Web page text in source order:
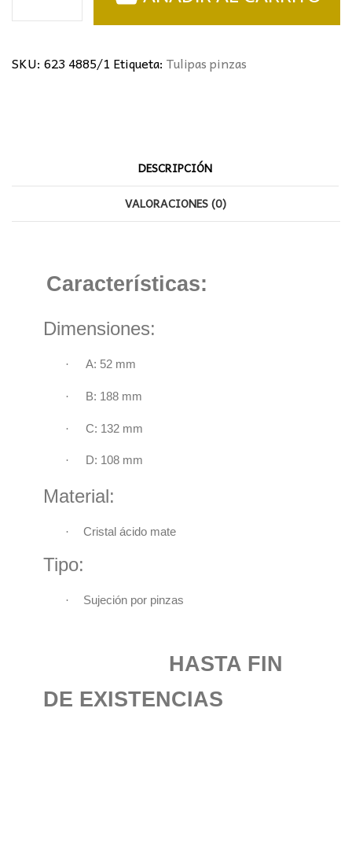
SKU: 623 4885/1 Etiqueta: Tulipas pinzas
DESCRIPCIÓN
VALORACIONES (0)
Características:
Dimensiones:
· A: 52 mm
· B: 188 mm
· C: 132 mm
· D: 108 mm
Material:
· Cristal ácido mate
Tipo:
· Sujeción por pinzas
HASTA FIN
DE EXISTENCIAS